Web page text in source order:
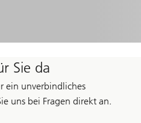
Sie da
ein unverbindliches
uns bei Fragen direkt an.